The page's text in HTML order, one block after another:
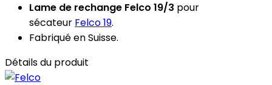
Lame de rechange Felco 19/3 pour
sécateur Felco 19.
Fabriqué en Suisse.
Détails du produit